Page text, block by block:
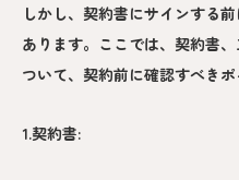
しかし、契約書にサインする
あります。ここでは、契約書
ついて、契約前に確認すべき
1.契約書: